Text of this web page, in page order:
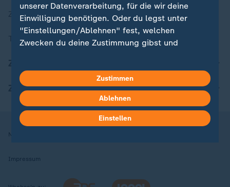
ZDFheute Stories
Themen im Überblick
ZDFheute Apps
Nutzungsbedingungen
Impressum
unserer Datenverarbeitung, für die wir deine
Einwilligung benötigen. Oder du legst unter
"Einstellungen/Ablehnen" fest, welchen
Zwecken du deine Zustimmung gibst und
in deinen Einstellungen widerrufen oder ändern.
Hier findest du das Impressum.
Weitere Informationen findest du in unserer
Datenschutzerklärung.
Zustimmen
Ablehnen
Einstellen